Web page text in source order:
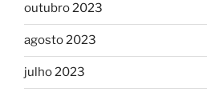
outubro 2023
agosto 2023
julho 2023